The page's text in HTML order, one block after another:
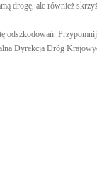
drogę, ale również
odszkodowań.
Dyrekcja Dróg